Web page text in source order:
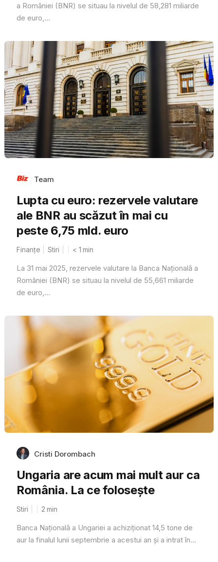
a României (BNR) se situau la nivelul de 58,281 miliarde
de euro,...
Team
Lupta cu euro: rezervele valutare
ale BNR au scăzut în mai cu
peste 6,75 mld. euro
Finanțe Stiri < 1 min
La 31 mai 2025, rezervele valutare la Banca Națională a
României (BNR) se situau la nivelul de 55,661 miliarde
de euro,...
Cristi Dorombach
Ungaria are acum mai mult aur ca
România. La ce folosește
Stiri 2 min
Banca Națională a Ungariei a achiziționat 14,5 tone de
aur la finalul lunii septembrie a acestui an și a intrat în...